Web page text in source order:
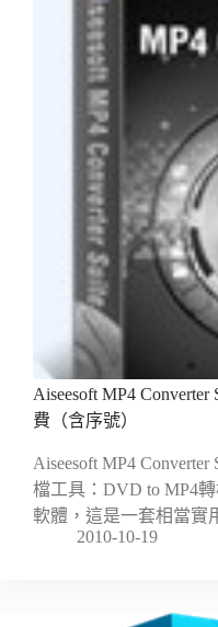
Aiseesoft MP4
費（含序號）
Aiseesoft MP4
檔工具：DVD to MP4
軟體，這是一套相當實
2010-10-19